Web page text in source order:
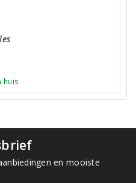
huis
en mooiste